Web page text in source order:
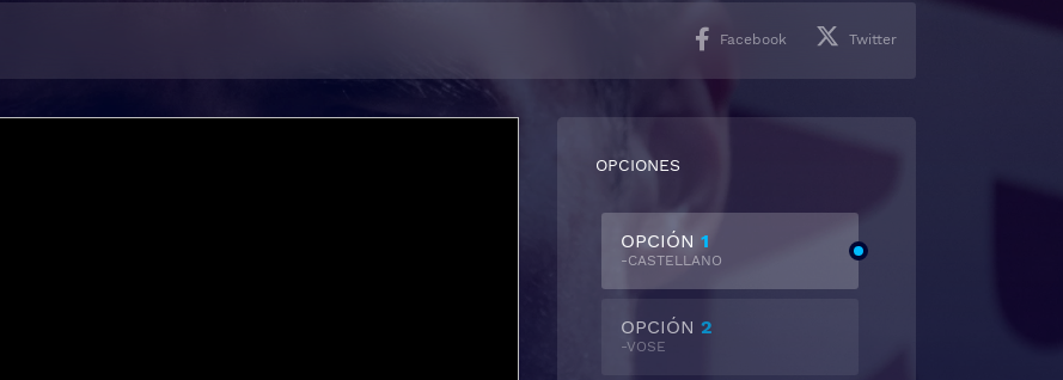
Facebook Twitter
OPCIONES
OPCIÓN 1
-CASTELLANO
OPCIÓN 2
-VOSE